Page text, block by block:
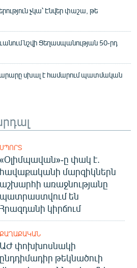
չկա՝ Էնվեր փաշա, թե
նշվի Ցեղասպանության 50-րդ
սխալ է համարում պատմական
ՍՊՈՐՏ
«Օլիմպավան»-ը փակ է.
հավաքականի մարզիկներն
աշխարհի առաջնությանը
պատրաստվում են
Հրազդանի կիրճում
ՔԱՂԱՔԱԿԱՆ
ԱԺ փոխխոսնակի
ընդդիմադիր թեկնածուի